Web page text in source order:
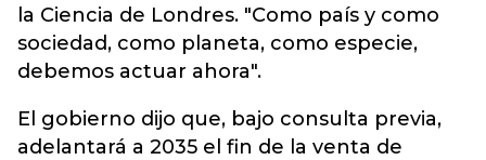
la Ciencia de Londres. "Como país y como
sociedad, como planeta, como especie,
debemos actuar ahora".
El gobierno dijo que, bajo consulta previa,
adelantará a 2035 el fin de la venta de